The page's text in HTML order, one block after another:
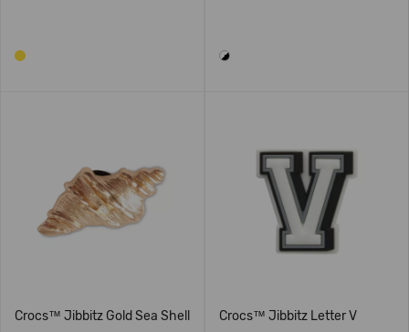
Crocs™ Jibbitz Gold Sea Shell Crocs™ Jibbitz Letter V